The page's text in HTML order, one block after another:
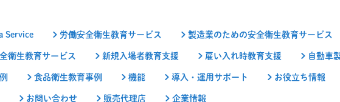
Service 労働安全衛生教育サービス 製造業のための安全衛生教育サービス
衛生教育サービス 新規入場者教育支援 雇い入れ時教育支援 自動車
食品衛生教育事例 機能 導入・運用サポート お役立ち情報
お問い合わせ 販売代理店 企業情報